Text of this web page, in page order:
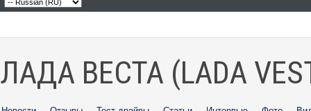
ЛАДА ВЕСТА (LADA